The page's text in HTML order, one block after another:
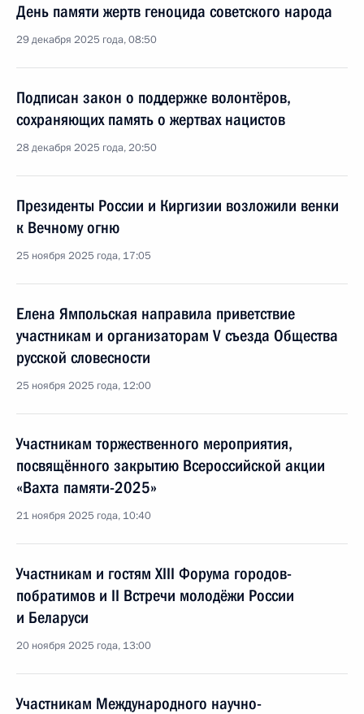
День памяти жертв геноцида советского народа
29 декабря 2025 года, 08:50
Подписан закон о поддержке волонтёров,
сохраняющих память о жертвах нацистов
28 декабря 2025 года, 20:50
Президенты России и Киргизии возложили венки
к Вечному огню
25 ноября 2025 года, 17:05
Елена Ямпольская направила приветствие
участникам и организаторам V съезда Общества
русской словесности
25 ноября 2025 года, 12:00
Участникам торжественного мероприятия,
посвящённого закрытию Всероссийской акции
«Вахта памяти-2025»
21 ноября 2025 года, 10:40
Участникам и гостям XIII Форума городов-
побратимов и II Встречи молодёжи России
и Беларуси
20 ноября 2025 года, 13:00
Участникам Международного научно-